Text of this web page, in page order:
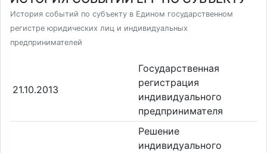
История событий по субъекту в Едином государственном
регистре юридических лиц и индивидуальных
предпринимателей
21.10.2013
Государственная
регистрация
индивидуального
предпринимателя
Решение
индивидуального